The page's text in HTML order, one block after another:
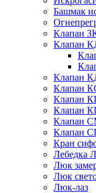
Башмак
Клапан
Клапан
Клапан
Клапан
Клапан
Клапан
Клапан
Клапан
Кран
Лебедка
Люк
Люк
Люк-лаз